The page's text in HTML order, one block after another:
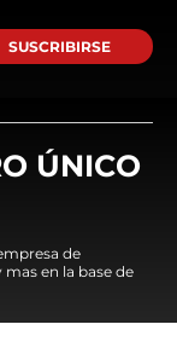
SUSCRIBIRSE
ÚNICO
de
en la base de